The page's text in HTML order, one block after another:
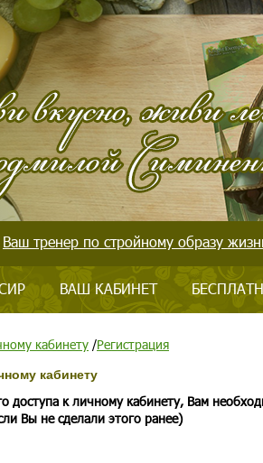
Ваш тренер по стройному образу
ВАШ КАБИНЕТ
кабинету /Регистрация
кабинету
доступа к личному кабинету, Вам
Вы не сделали этого ранее)